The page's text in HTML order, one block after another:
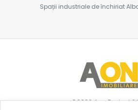
Spații industriale de închiriat
©2026Aon Project